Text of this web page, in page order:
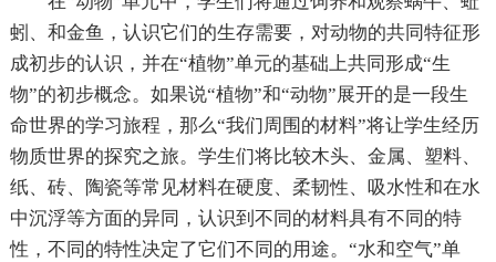
蚓、和金鱼，认识它们的生存需要，对动物的共同特征形
成初步的认识，并在“植物”单元的基础上共同形成“生
物”的初步概念。如果说“植物”和“动物”展开的是一段生
命世界的学习旅程，那么“我们周围的材料”将让学生经历
物质世界的探究之旅。学生们将比较木头、金属、塑料、
纸、砖、陶瓷等常见材料在硬度、柔韧性、吸水性和在水
中沉浮等方面的异同，认识到不同的材料具有不同的特
性，不同的特性决定了它们不同的用途。“水和空气”单